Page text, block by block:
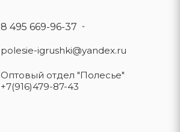
8 495 669-96-37
polesie-igrushki@yandex.ru
Оптовый отдел "Полесье"
+7(916)479-87-43